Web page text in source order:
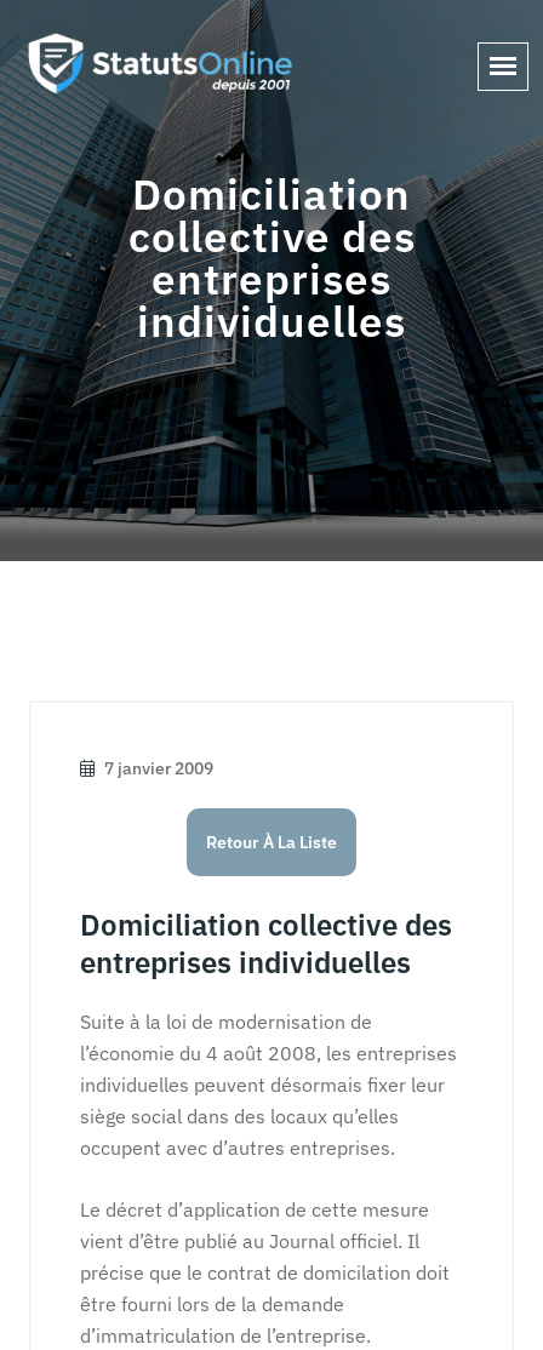
Domiciliation
collective des
entreprises
individuelles
7 janvier 2009
Retour À La Liste
Domiciliation collective des
entreprises individuelles
Suite à la loi de modernisation de
l’économie du 4 août 2008, les entreprises
individuelles peuvent désormais fixer leur
siège social dans des locaux qu’elles
occupent avec d’autres entreprises.
Le décret d’application de cette mesure
vient d’être publié au Journal officiel. Il
précise que le contrat de domicilation doit
être fourni lors de la demande
d’immatriculation de l’entreprise.